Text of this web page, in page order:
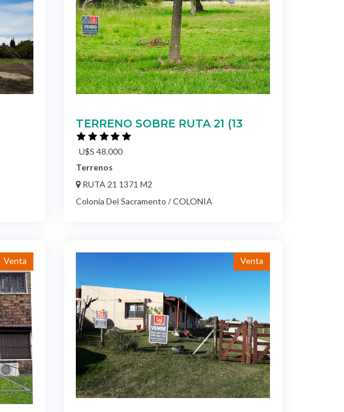
TERRENO SOBRE RUTA 21 (13
U$S 48.000
Terrenos
RUTA 21 1371 M2
Colonia Del Sacramento / COLONIA
Venta Venta